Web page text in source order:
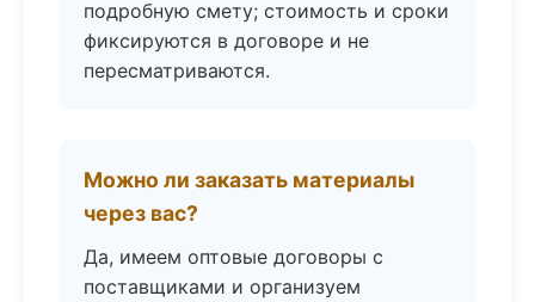
подробную смету; стоимость и сроки
фиксируются в договоре и не
пересматриваются.
Можно ли заказать материалы
через вас?
Да, имеем оптовые договоры с
поставщиками и организуем